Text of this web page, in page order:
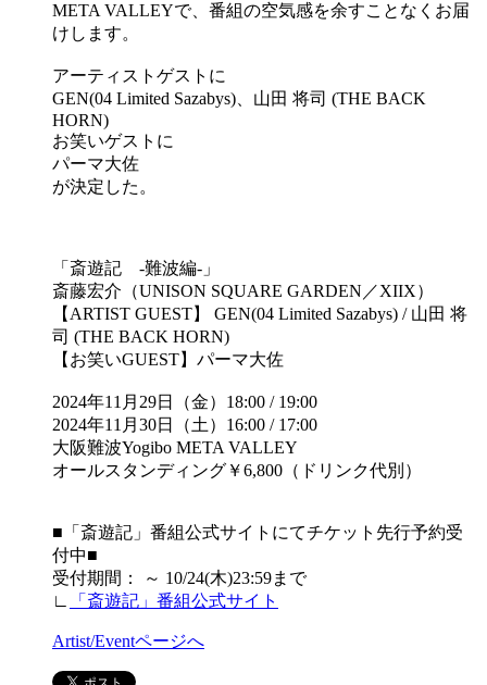
META VALLEYで、番組の空気感を余すことなくお届
けします。
アーティストゲストに
GEN(04 Limited Sazabys)、山田 将司 (THE BACK
HORN)
お笑いゲストに
パーマ大佐
が決定した。
「斎遊記 -難波編-」
斎藤宏介（UNISON SQUARE GARDEN／XIIX）
【ARTIST GUEST】 GEN(04 Limited Sazabys) / 山田 将
司 (THE BACK HORN)
【お笑いGUEST】パーマ大佐
2024年11月29日（金）18:00 / 19:00
2024年11月30日（土）16:00 / 17:00
大阪難波Yogibo META VALLEY
オールスタンディング￥6,800（ドリンク代別）
■「斎遊記」番組公式サイトにてチケット先行予約受
付中■
受付期間： ～ 10/24(木)23:59まで
∟
「斎遊記」番組公式サイト
Artist/Eventページへ